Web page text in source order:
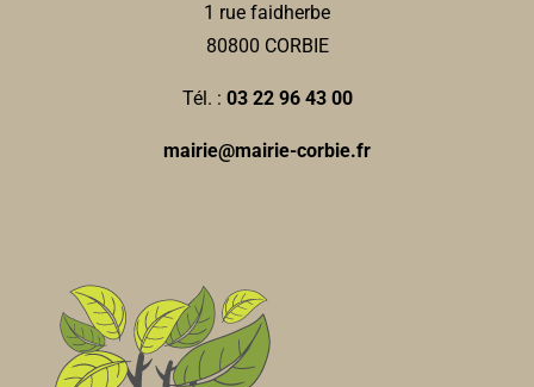
1 rue faidherbe
80800 CORBIE
Tél. : 03 22 96 43 00
mairie@mairie-corbie.fr